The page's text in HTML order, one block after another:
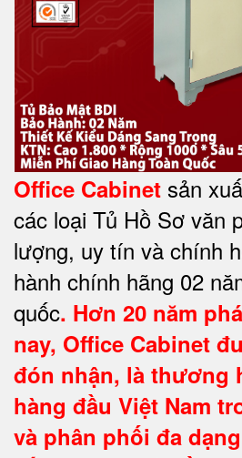
Office Cabinet sản
các loại Tủ Hồ Sơ văn
lượng, uy tín và chính
hành chính hãng 02
quốc. Hơn 20 năm
nay, Office Cabinet
đón nhận, là thương
hàng đầu Việt Nam
và phân phối đa